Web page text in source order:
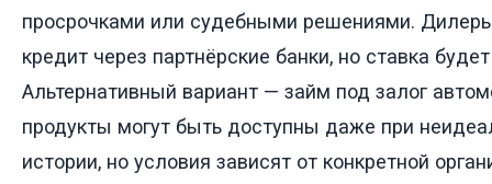
просрочками или судебными решениями.
кредит через партнёрские банки, но ставка
Альтернативный вариант — займ под залог
продукты могут быть доступны даже при
истории, но условия зависят от конкретной